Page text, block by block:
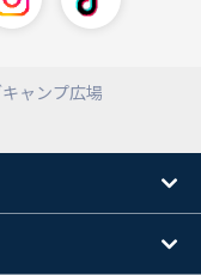
ャンプ広場